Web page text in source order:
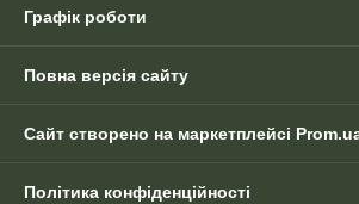
Графік роботи
Повна версія сайту
Сайт створено на маркетплейсі
Політика конфіденційності